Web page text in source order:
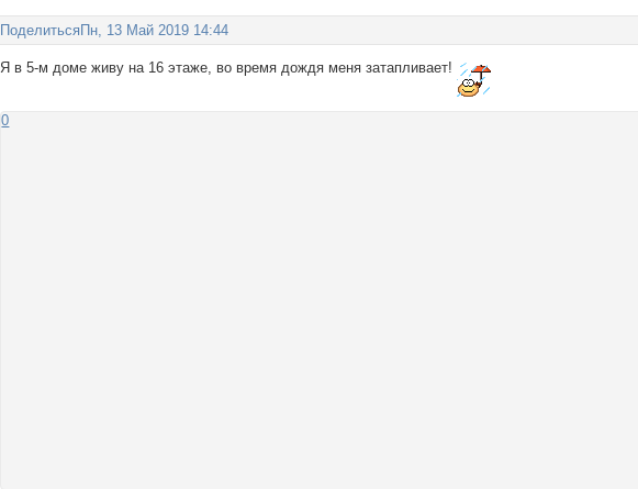
ПоделитьсяПн, 13 Май 2019 14:44
Я в 5-м доме живу на 16 этаже, во время дождя меня затапливает!
0